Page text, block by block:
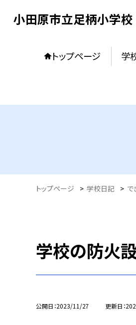
小田原市立足柄小学校
トップページ 学
トップページ > 学校日記 > で
学校の防火
公開日 2023/11/27 更新日